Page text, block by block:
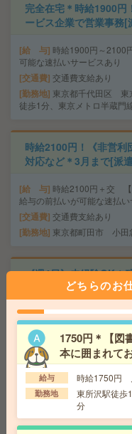
完全在宅＊時給1900
ービス企業で営業事務[
給 与 時給1900円～
可能な速払いサービスあり
交通費 交通費支給あり
勤務地 東京都千代田区 東
徒歩1分、東京メトロ半蔵門
時給2100円！《非営利
対応など＊3月まで[派
給 与 時給2100円＋交
給与の前払いが可能な速払い
交通費 交通費支給あり
勤務地 東京都町田市 小田
《週4日》未経験OK＊
での受付など[派遣]
給 与 時給1600円～1700
可能な速払いサービスあり
交通費 交通費支給あり
勤務地
東京都中央区 東京
5分、東京メトロ日比谷線 東
【9月！】みずほ台駅
備！カンタン事務[派遣]
どちらのお
1750円＊【図
本に囲まれて
給与 時給1750円
勤務地
東所沢駅徒歩
分